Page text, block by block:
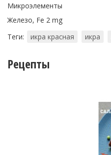
Микроэлементы
Железо, Fe 2 mg
Теги:
икра красная икра
Рецепты